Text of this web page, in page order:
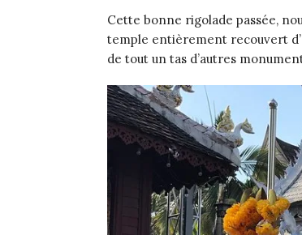
Cette bonne rigolade passée,
temple entièrement recouvert
de tout un tas d’autres